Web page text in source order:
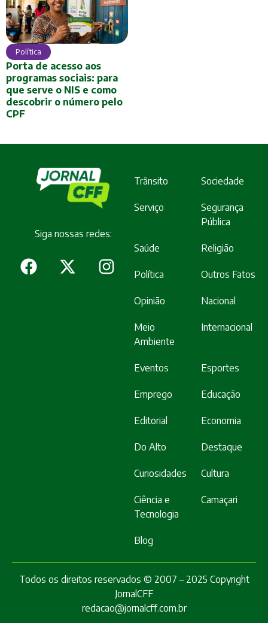
Política
Porta de acesso aos
programas sociais: para
que serve o NIS e como
descobrir o número pelo
CPF
Siga nossas redes:
Trânsito Sociedade
Serviço
Segurança
Pública
Saúde Religião
Política Outros Fatos
Opinião Nacional
Meio
Ambiente
Internacional
Eventos Esportes
Emprego Educação
Editorial Economia
Do Alto Destaque
Curiosidades Cultura
Ciência e
Tecnologia
Camaçari
Blog
Todos os direitos reservados © 2007 – 2025 Copyright
JornalCFF
redacao@jornalcff.com.br